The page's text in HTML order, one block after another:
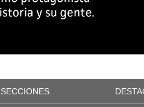
SECCIONES